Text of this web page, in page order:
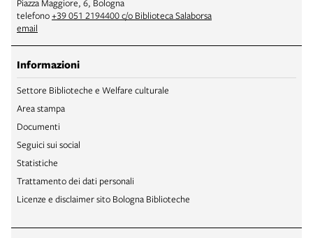
Piazza Maggiore, 6, Bologna
telefono+39 051 2194400 c/o Biblioteca Salaborsa
email
Informazioni
Settore Biblioteche e Welfare culturale
Area stampa
Documenti
Seguici sui social
Statistiche
Trattamento dei dati personali
Licenze e disclaimer sito Bologna Biblioteche